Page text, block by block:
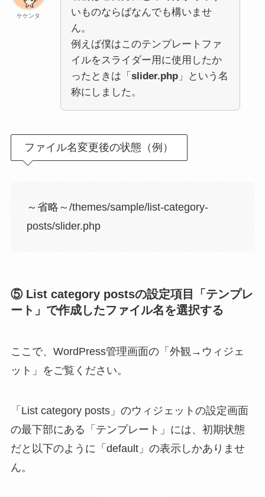
ケケンタ
いものならばなんでも構いませ
ん。
例えば僕はこのテンプレートファ
イルをスライダー用に使用したか
ったときは「 slider.php」という名
称にしました。
ファイル名変更後の状態（例）
～省略～/themes/sample/list-category-
posts/slider.php
⑤ List category postsの設定項目「テンプレ
ート」で作成したファイル名を選択する
ここで、WordPress管理画面の「外観→ウィジェ
ット」をご覧ください。
「List category posts」のウィジェットの設定画面
の最下部にある「テンプレート」には、初期状態
だと以下のように「default」の表示しかありませ
ん。